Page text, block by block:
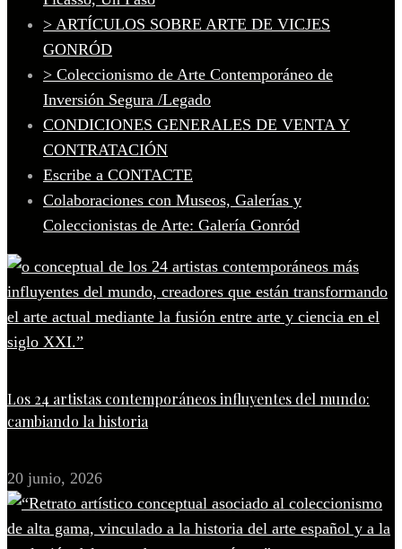
> ARTÍCULOS SOBRE ARTE DE VICJES
GONRÓD
> Coleccionismo de Arte Contemporáneo de
Inversión Segura /Legado
CONDICIONES GENERALES DE VENTA Y
CONTRATACIÓN
Escribe a CONTACTE
Colaboraciones con Museos, Galerías y
Coleccionistas de Arte: Galería Gonród
Los 24 artistas contemporáneos influyentes del mundo:
cambiando la historia
20 junio, 2026